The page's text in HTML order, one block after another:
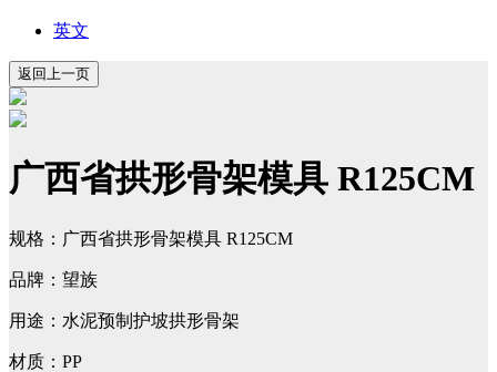
英文
广西省拱形骨架模具 R125CM
规格：广西省拱形骨架模具 R125CM
品牌：望族
用途：水泥预制护坡拱形骨架
材质：PP